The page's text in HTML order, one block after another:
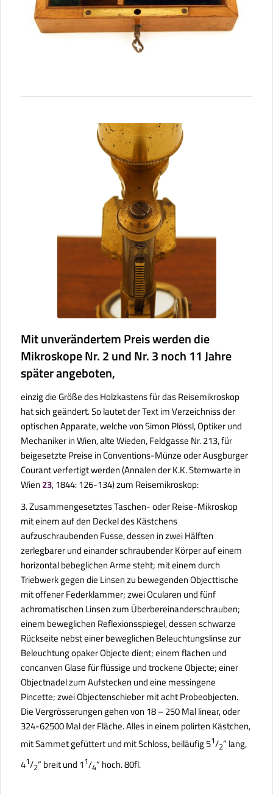
Mit unverändertem Preis werden die
Mikroskope Nr. 2 und Nr. 3 noch 11 Jahre
später angeboten,
einzig die Größe des Holzkastens für das Reisemikroskop
hat sich geändert. So lautet der Text imVerzeichniss der
optischen Apparate, welche von Simon Plössl, Optiker und
Mechaniker in Wien, alte Wieden, Feldgasse Nr. 213, für
beigesetzte Preise in Conventions-Münze oder Ausgburger
Courant verfertigt werden(Annalen der K.K. Sternwarte in
Wien 23, 1844: 126-134) zum Reisemikroskop:
3. Zusammengesetztes Taschen- oder Reise-Mikroskop
mit einem auf den Deckel des Kästchens
aufzuschraubenden Fusse, dessen in zwei Hälften
zerlegbarer und einander schraubender Körper auf einem
horizontal bebeglichen Arme steht; mit einem durch
Triebwerk gegen die Linsen zu bewegenden Objecttische
mit offener Federklammer; zwei Ocularen und fünf
achromatischen Linsen zum Überbereinanderschrauben;
einem beweglichen Reflexionsspiegel, dessen schwarze
Rückseite nebst einer beweglichen Beleuchtungslinse zur
Beleuchtung opaker Objecte dient; einem flachen und
concanven Glase für flüssige und trockene Objecte; einer
Objectnadel zum Aufstecken und eine messingene
Pincette; zwei Objectenschieber mit acht Probeobjecten.
Die Vergrösserungen gehen von 18 – 250 Mal linear, oder
324-62500 Mal der Fläche. Alles in einem polirten Kästchen,
mit Sammet gefüttert und mit Schloss, beiläufig 51/2“ lang,
41/2“ breit und 11/4“ hoch. 80fl.